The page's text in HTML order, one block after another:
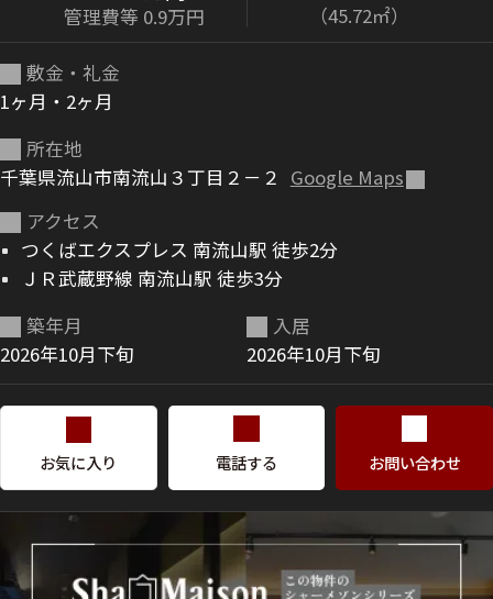
シャーメゾンショップを探す
らくらく内見
シャーメゾンライフサポート
自立型サービス付き・シニア向け
お問い合わせ・よくある質問
シャーメゾンライフ CLUB
シャーメゾンライフ GUARD
管理費等 0.9万円 （45.72㎡）
敷金・礼金
1ヶ月・2ヶ月
所在地
千葉県流山市南流山３丁目２－２ Google Maps
アクセス
つくばエクスプレス 南流山駅 徒歩2分
ＪＲ武蔵野線 南流山駅 徒歩3分
築年月
2026年10月下旬
入居
2026年10月下旬
お気に入り 電話する お問い合わせ